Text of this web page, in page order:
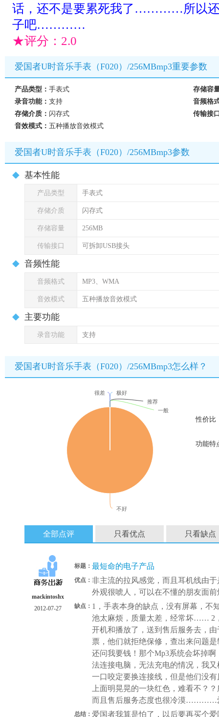
话，还不是要累死我了…………所以还
子吧…………
★评分： 2.0
爱国者U时音乐手表（F020）/256MBmp3重要参数
产品类型： 手表式
存储容
录音功能： 支持
音频格
存储介质： 闪存式
传输接
音效模式： 五种播放音效模式
爱国者U时音乐手表（F020）/256MBmp3参数
基本性能
产品类型 手表式
存储介质 闪存式
存储容量 256MB
传输接口 可拆卸USB接头
音频性能
音频格式 MP3、WMA
音效模式 五种播放音效模式
主要功能
录音功能 支持
爱国者U时音乐手表（F020）/256MBmp3怎么样？
极好
推荐
一般
不好
很差
性价比
功能特
全部点评 只看优点 只看缺点
mackintoshx
2012-07-27
标题： 最短命的电子产品
优点： 非主流的拉风感觉，而且耳机线由
外观很唬人，可以在不懂的朋友面前
缺点： 1，手表本身的缺点，没有屏幕，不
池太麻烦，质量太差，经常坏…… 2
开机和播放了，送到售后服务去，
票，他们就拒绝保修，查出来问题
还问我要钱！那个Mp3系统会坏掉
法连接电脑，无法充电的情况，我
一口咬定要换连接线，但是他们没
上面明晃晃的一块红色，难看不？
而且售后服务态度也很冷漠
总结： 爱国者我算是怕了，以后要再买个